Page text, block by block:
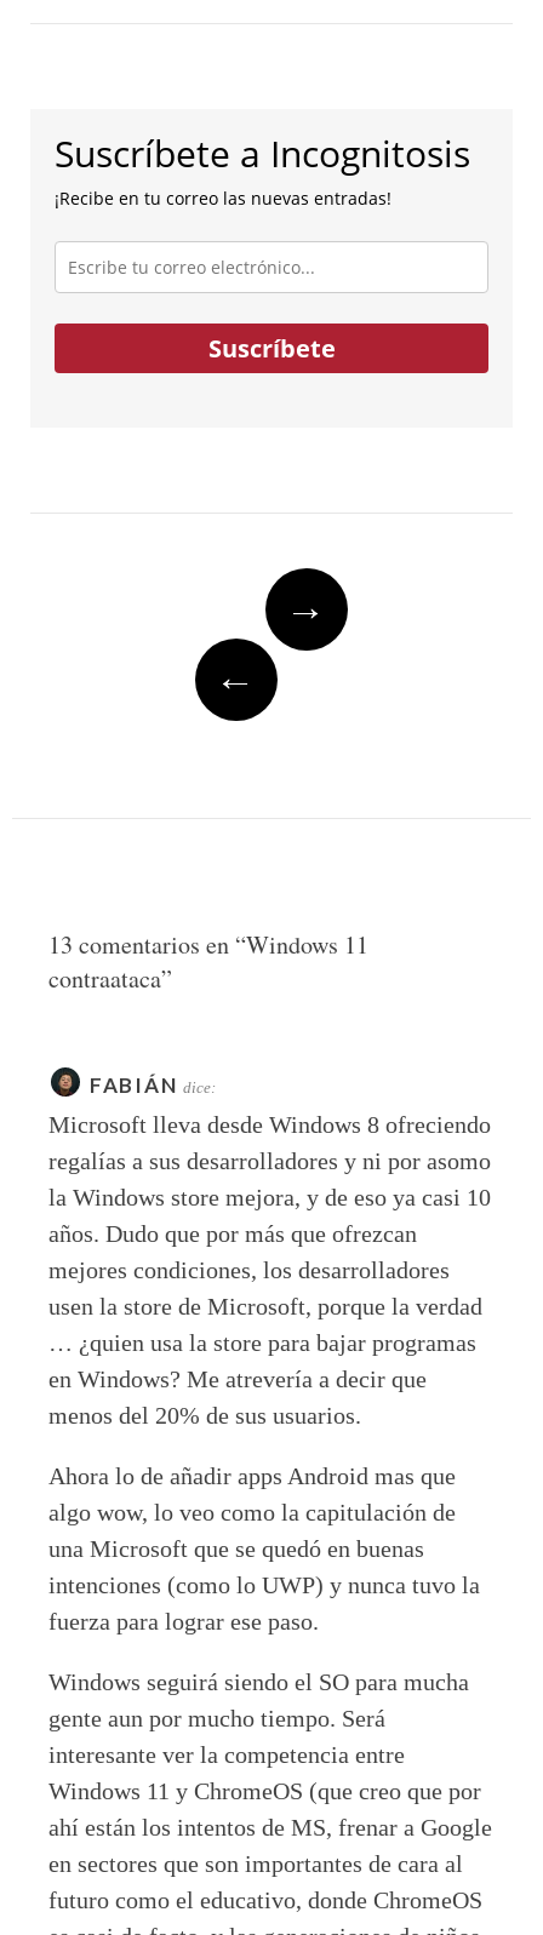
Suscríbete a Incognitosis
¡Recibe en tu correo las nuevas entradas!
Escribe
tu
correo
electrónico...
Suscríbete
→
←
13 comentarios en “Windows 11
contraataca”
FABIÁN dice:
Microsoft lleva desde Windows 8 ofreciendo
regalías a sus desarrolladores y ni por asomo
la Windows store mejora, y de eso ya casi 10
años. Dudo que por más que ofrezcan
mejores condiciones, los desarrolladores
usen la store de Microsoft, porque la verdad
… ¿quien usa la store para bajar programas
en Windows? Me atrevería a decir que
menos del 20% de sus usuarios.
Ahora lo de añadir apps Android mas que
algo wow, lo veo como la capitulación de
una Microsoft que se quedó en buenas
intenciones (como lo UWP) y nunca tuvo la
fuerza para lograr ese paso.
Windows seguirá siendo el SO para mucha
gente aun por mucho tiempo. Será
interesante ver la competencia entre
Windows 11 y ChromeOS (que creo que por
ahí están los intentos de MS, frenar a Google
en sectores que son importantes de cara al
futuro como el educativo, donde ChromeOS